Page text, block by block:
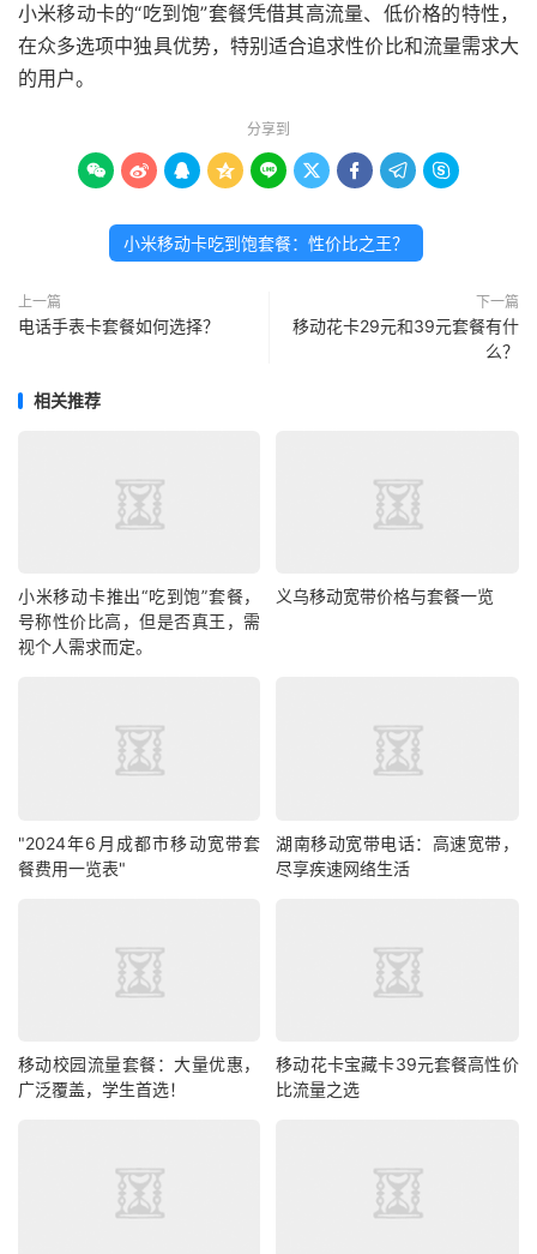
小米移动卡的“吃到饱”套餐凭借其高流量、低价格的特性，
在众多选项中独具优势，特别适合追求性价比和流量需求大
的用户。
分享到
        
小米移动卡吃到饱套餐：性价比之王？
上一篇
电话手表卡套餐如何选择？
下一篇
移动花卡29元和39元套餐有什
么？
相关推荐
小米移动卡推出“吃到饱”套餐，
号称性价比高，但是否真王，需
视个人需求而定。
义乌移动宽带价格与套餐一览
"2024年6月成都市移动宽带套
餐费用一览表"
湖南移动宽带电话：高速宽带，
尽享疾速网络生活
移动校园流量套餐：大量优惠，
广泛覆盖，学生首选！
移动花卡宝藏卡39元套餐高性价
比流量之选